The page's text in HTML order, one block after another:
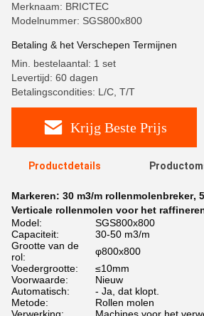
Merknaam: BRICTEC
Modelnummer: SGS800x800
Betaling & het Verschepen Termijnen
Min. bestelaantal: 1 set
Levertijd: 60 dagen
Betalingscondities: L/C, T/T
Krijg Beste Prijs
Productdetails
Markeren: 30 m3/m rollenmolenbreker,
Verticale rollenmolen voor het
Model:
SGS800x800
Capaciteit:
30-50 m3/m
Grootte van de
rol:
φ800x800
Voedergrootte:
≤10mm
Voorwaarde:
Nieuw
Automatisch:
- Ja, dat klopt.
Metode:
Rollen molen